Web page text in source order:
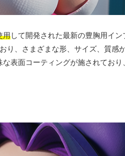
用して開発された最新の豊胸用イ
り、さまざまな形、サイズ、質感
な表面コーティングが施されてお